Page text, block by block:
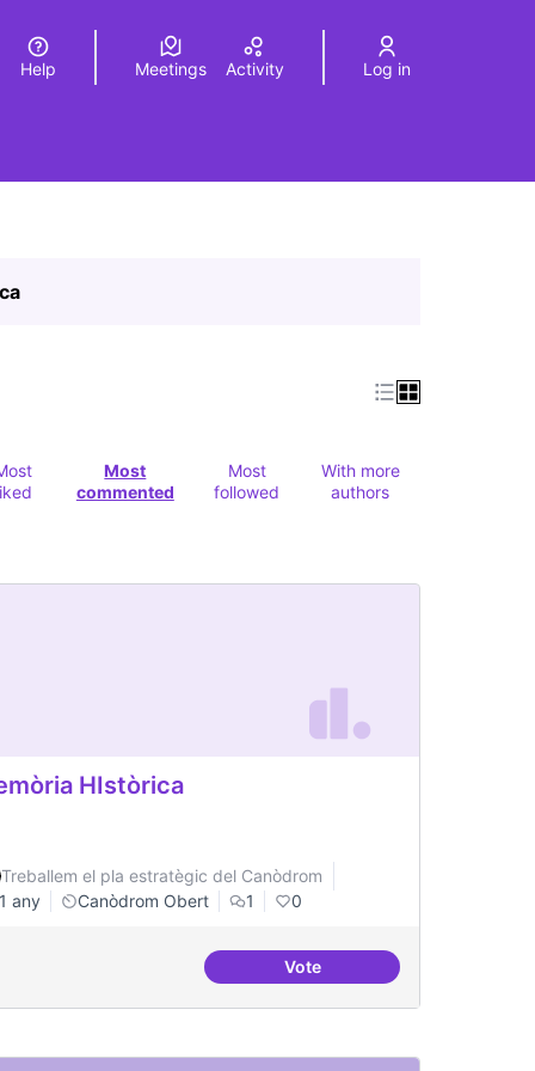
Elegir el idiomaChoose language
Help Meetings Activity Log in
Most
commented
Most
followed
With more
authors
HIstòrica
Treballem el pla estratègic del Canòdrom
1 any
Canòdrom Obert 1 0
VoteMemòria HIstòrica